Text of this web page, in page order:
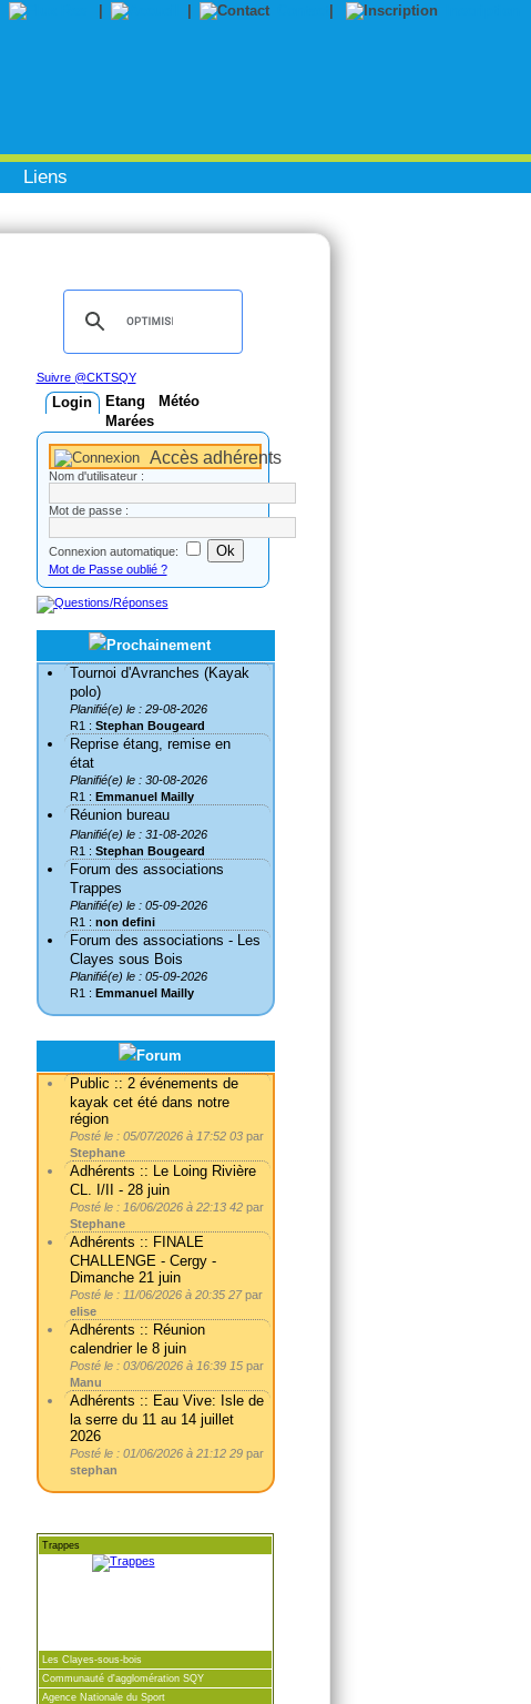
Liens
Suivre @CKTSQY
Login Etang
Météo
Marées
Accès adhérents
Nom d'utilisateur :
Mot de passe :
Connexion automatique:
Mot de Passe oublié ?
Tournoi d'Avranches (Kayak
polo)
Planifié(e) le : 29-08-2026
R1 : Stephan Bougeard
Reprise étang, remise en
état
Planifié(e) le : 30-08-2026
R1 : Emmanuel Mailly
Réunion bureau
Planifié(e) le : 31-08-2026
R1 : Stephan Bougeard
Forum des associations
Trappes
Planifié(e) le : 05-09-2026
R1 : non defini
Forum des associations - Les
Clayes sous Bois
Planifié(e) le : 05-09-2026
R1 : Emmanuel Mailly
Public :: 2 événements de
kayak cet été dans notre
région
Posté le : 05/07/2026 à 17:52 03 par
Stephane
Adhérents :: Le Loing Rivière
CL. I/II - 28 juin
Posté le : 16/06/2026 à 22:13 42 par
Stephane
Adhérents :: FINALE
CHALLENGE - Cergy -
Dimanche 21 juin
Posté le : 11/06/2026 à 20:35 27par
elise
Adhérents :: Réunion
calendrier le 8 juin
Posté le : 03/06/2026 à 16:39 15 par
Manu
Adhérents :: Eau Vive: Isle de
la serre du 11 au 14 juillet
2026
Posté le : 01/06/2026 à 21:12 29 par
stephan
Trappes
Les Clayes-sous-bois
Communauté d'agglomération SQY
Agence Nationale du Sport